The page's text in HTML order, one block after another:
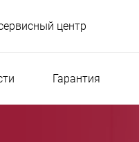
центр
Гарантия